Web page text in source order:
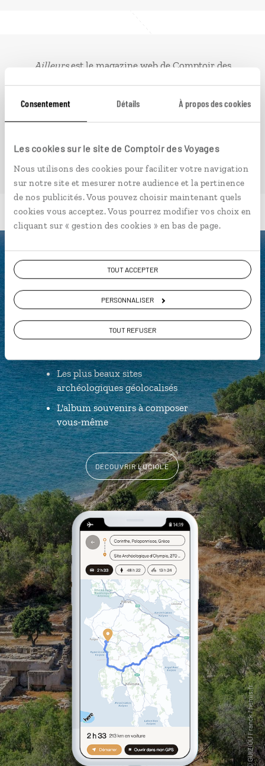
Consentement Détails À propos des cookies
Les cookies sur le site de Comptoir des Voyages
Nous utilisons des cookies pour faciliter votre navigation
sur notre site et mesurer notre audience et la pertinence
de nos publicités. Vous pouvez choisir maintenant quels
cookies vous acceptez. Vous pourrez modifier vos choix en
cliquant sur « gestion des cookies » en bas de page.
TOUT ACCEPTER
PERSONNALISER
TOUT REFUSER
Ailleursest le magazine web de Comptoir des
rencontres du bout du monde, il fait naître une
irrésistible envie d’aller voir ailleurs.
Luciole,
l'appli qui vous guide en Crète
L’itinéraire vers votre pension en 1
Les plus beaux sites
archéologiques géolocalisés
L'album souvenirs à composer
vous-même
DÉCOUVRIR LUCIOLE